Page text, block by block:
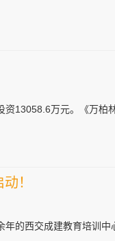
资13058.6万元。《万柏
！
的西交成建教育培训中